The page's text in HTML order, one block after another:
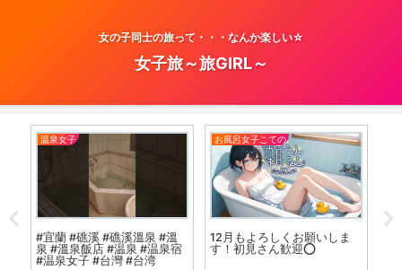
女の子同士の旅って・・・なんか楽しい☆
女子旅～旅GIRL～
温泉女子
#宜蘭 #礁溪 #礁溪溫泉 #溫
泉 #溫泉飯店 #温泉 #温泉宿
#温泉女子 #台灣 #台湾
お風呂女子こての
12月もよろしくお願いしま
す！初見さん歓迎⭕️